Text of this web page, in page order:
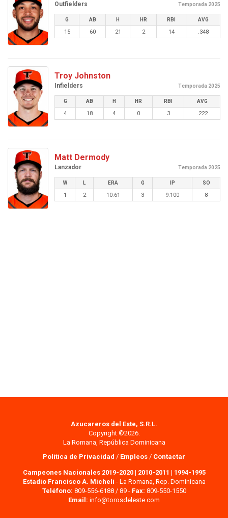
Outfielders Temporada 2025
G AB H HR RBI AVG
15 60 21 2 14 .348
Troy Johnston
Infielders Temporada 2025
G AB H HR RBI AVG
4 18 4 0 3 .222
Matt Dermody
Lanzador Temporada 2025
W L ERA G IP SO
1 2 10.61 3 9.100 8
Azucareros del Este, S.R.L.
Copyright ©2026.
La Romana, República Dominicana
Política de Privacidad / Empleos / Contactar
Campeones Nacionales 2019-2020| 2010-2011 | 1994-1995
Estadio Francisco A. Micheli - La Romana, Rep. Dominicana
Teléfono: 809-556-6188 / 89 - Fax: 809-550-1550
Email: info@torosdeleste.com